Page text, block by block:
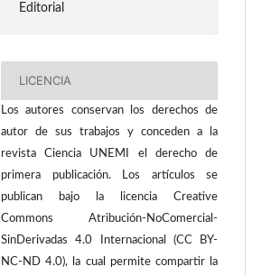
Editorial
LICENCIA
Los autores conservan los derechos de
autor de sus trabajos y conceden a la
revista Ciencia UNEMI el derecho de
primera publicación. Los artículos se
publican bajo la licencia Creative
Commons Atribución-NoComercial-
SinDerivadas 4.0 Internacional (CC BY-
NC-ND 4.0), la cual permite compartir la